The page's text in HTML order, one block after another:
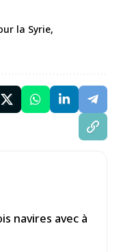
la Syrie
navires avec à